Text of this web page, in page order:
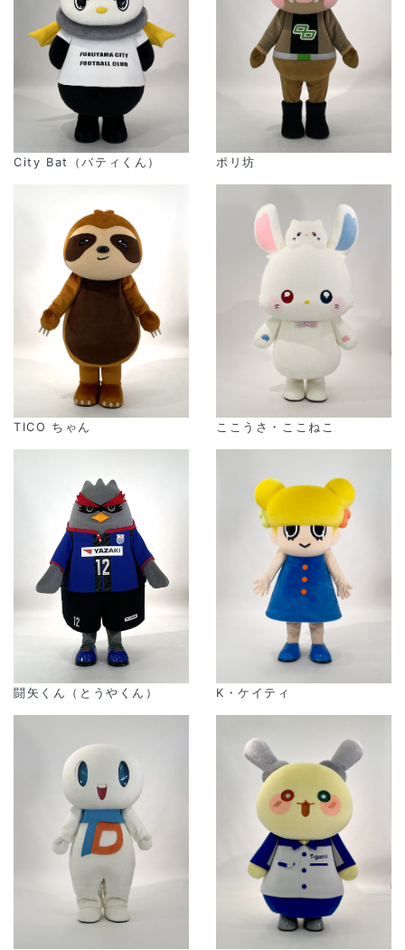
City Bat（バティくん） ポリ坊
TICO ちゃん ここうさ・ここねこ
闘矢くん（とうやくん） K・ケイティ